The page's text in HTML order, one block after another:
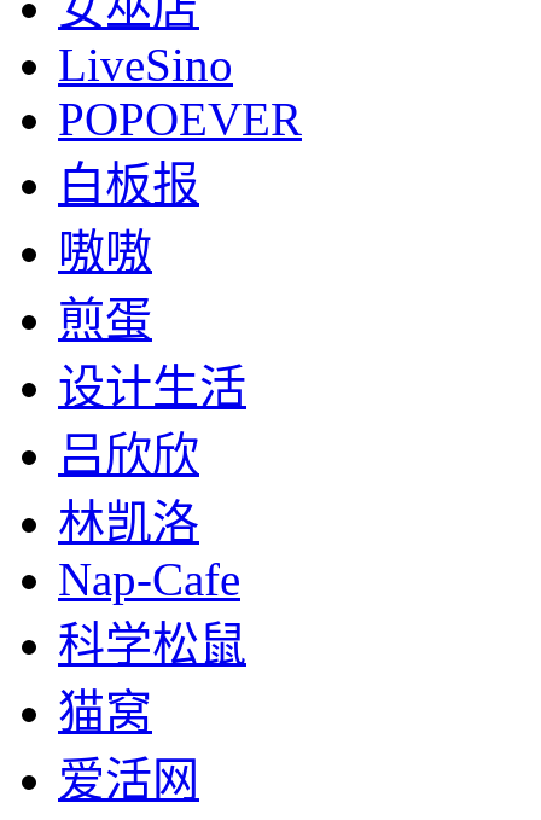
LiveSino
POPOEVER
白板报
嗷嗷
煎蛋
设计生活
吕欣欣
林凯洛
Nap-Cafe
科学松鼠
猫窝
爱活网